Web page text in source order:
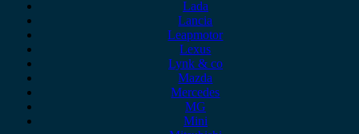
Lada
Lancia
Leapmotor
Lexus
Lynk & co
Mazda
Mercedes
MG
Mini